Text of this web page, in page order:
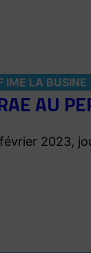
IME LA BUSINE
AU
2023,